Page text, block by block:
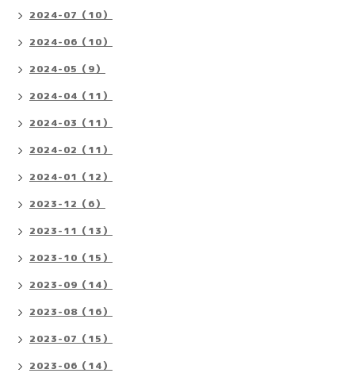
2024-07（10）
2024-06（10）
2024-05（9）
2024-04（11）
2024-03（11）
2024-02（11）
2024-01（12）
2023-12（6）
2023-11（13）
2023-10（15）
2023-09（14）
2023-08（16）
2023-07（15）
2023-06（14）